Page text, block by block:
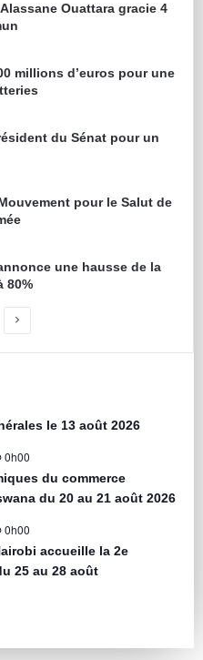
Ouattara gracie 4
millions d’euros pour une
du Sénat pour un
pour le Salut de
une hausse de la
80%
le 13 août 2026
0h00
du commerce
du 20 au 21 août 2026
0h00
accueille la 2e
25 au 28 août